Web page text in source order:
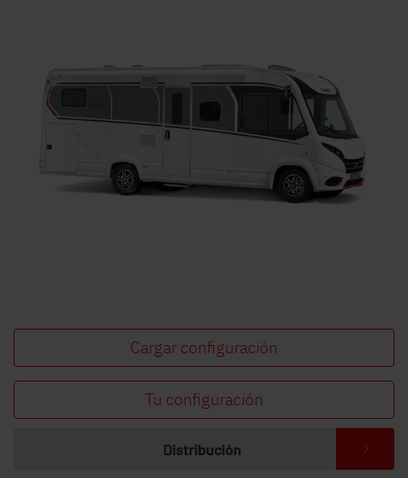
Cargar configuración
Tu configuración
Distribución